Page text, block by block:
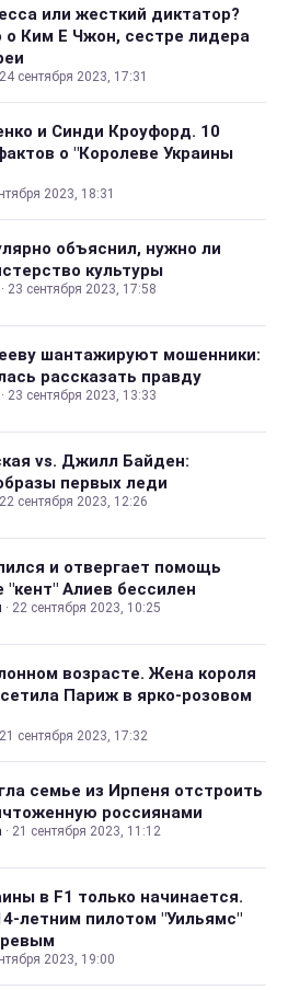
или жесткий диктатор?
о Ким Е Чжон, сестре лидера
24 сентября 2023, 17:31
и Синди Кроуфорд. 10
о "Королеве Украины
2023, 18:31
объяснил, нужно ли
культуры
· 23 сентября 2023, 17:58
шантажируют мошенники:
рассказать правду
· 23 сентября 2023, 13:33
vs. Джилл Байден:
первых леди
22 сентября 2023, 12:26
и отвергает помощь
Алиев бессилен
· 22 сентября 2023, 10:25
возрасте. Жена короля
Париж в ярко-розовом
21 сентября 2023, 17:32
семье из Ирпеня отстроить
россиянами
· 21 сентября 2023, 11:12
в F1 только начинается.
летним пилотом "Уильямс"
2023, 19:00